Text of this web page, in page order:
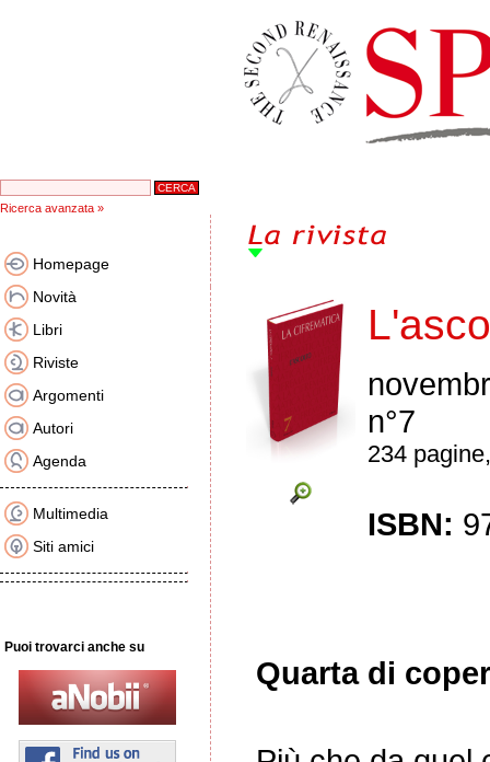
Ricerca avanzata »
Homepage
Novità
Libri
Riviste
Argomenti
Autori
Agenda
Multimedia
Siti amici
Puoi trovarci anche su
n°7
234
ISBN:
Quarta di